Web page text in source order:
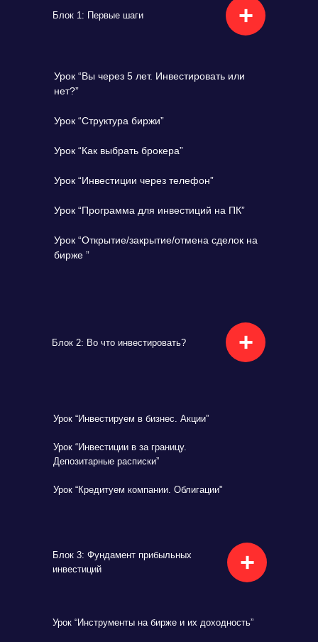
+
Блок 1: Первые шаги
Урок “Вы через 5 лет. Инвестировать или
нет?”
Урок “Структура биржи”
Урок “Как выбрать брокера”
Урок “Инвестиции через телефон”
Урок “Программа для инвестиций на ПК”
Урок “Открытие/закрытие/отмена сделок на
бирже ”
Блок 2: Во что инвестировать? +
Урок “Инвестируем в бизнес. Акции”
Урок “Инвестиции в за границу.
Депозитарные расписки”
Урок “Кредитуем компании. Облигации"
Блок 3: Фундамент прибыльных
инвестиций
+
Урок “Инструменты на бирже и их доходность”